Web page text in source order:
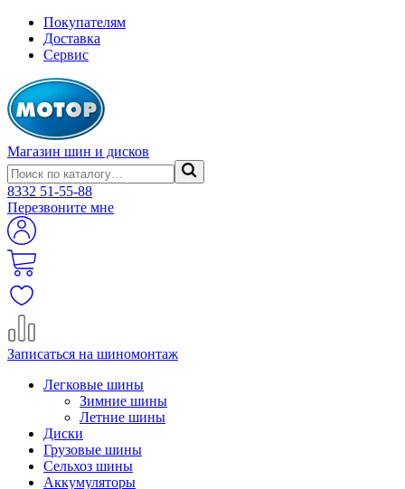
Покупателям
Доставка
Сервис
Магазин шин и дисков
8332 51-55-88
Перезвоните мне
Записаться на шиномонтаж
Легковые шины
Зимние шины
Летние шины
Диски
Грузовые шины
Сельхоз шины
Аккумуляторы